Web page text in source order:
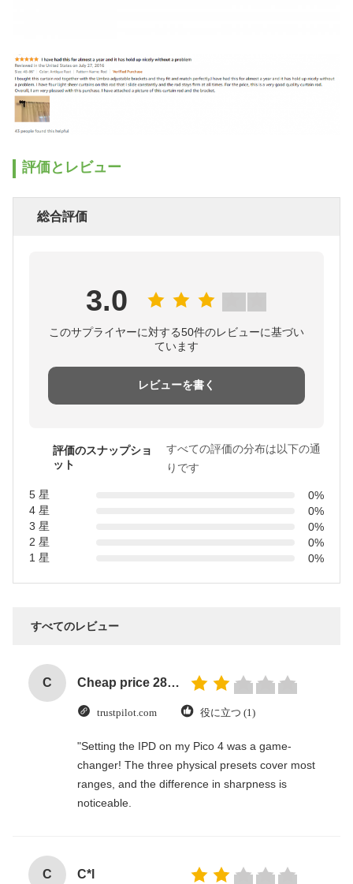
評価とレビュー
総合評価
3.0
このサプライヤーに対する50件のレビューに基づい
ています
レビューを書く
評価のスナップショ
ット
すべての評価の分布は以下の通
りです
5 星
0%
4 星
0%
3 星
0%
2 星
0%
1 星
0%
すべてのレビュー
C Cheap price 28mm Aluminium Curtain Rod 1.2mm thickness with plastic final
trustpilot.com 役に立つ (1)
"Setting the IPD on my Pico 4 was a game-
changer! The three physical presets cover most
ranges, and the difference in sharpness is
noticeable.
C C*l